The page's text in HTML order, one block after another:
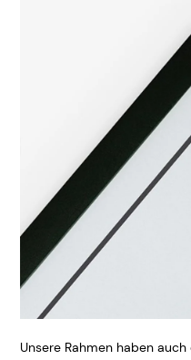
Unsere Rahmen haben